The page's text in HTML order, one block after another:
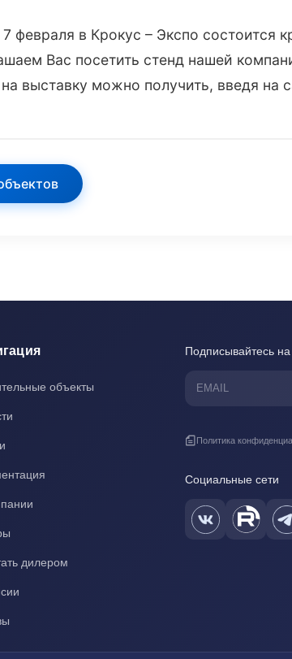
февраля в Крокус – Экспо состоится
Вас посетить стенд нашей
выставку можно получить, введя на
объекты
дилером
Подписывайтесь
Политика
Социальные сети